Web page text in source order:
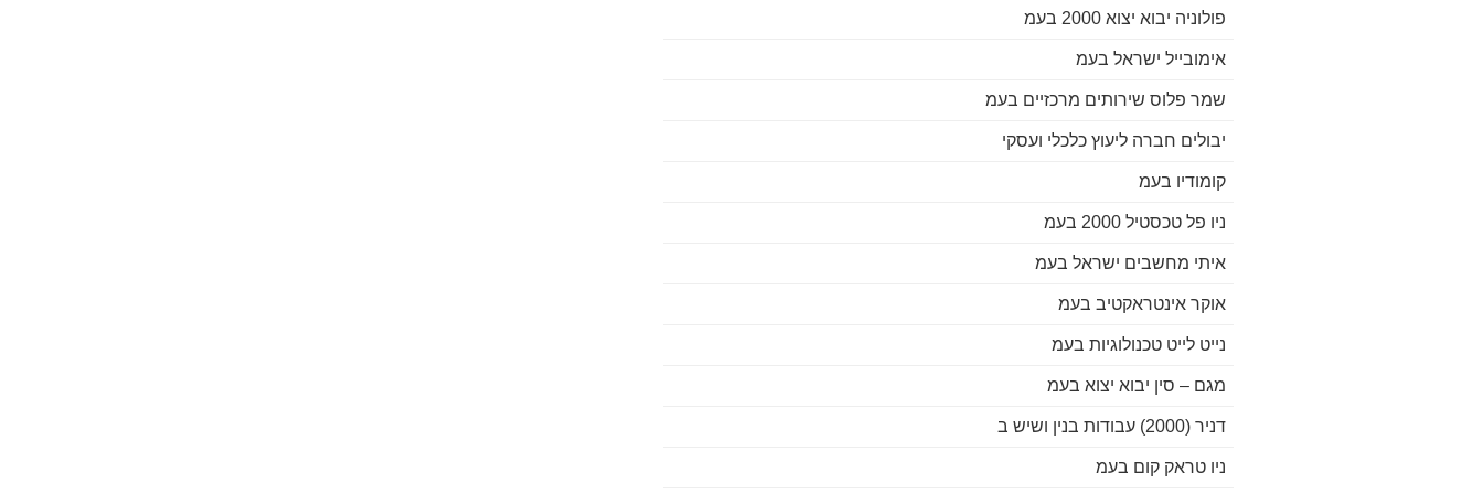
פולוניה יבוא יצוא 2000 בעמ
אימובייל ישראל בעמ
שמר פלוס שירותים מרכזיים בעמ
יבולים חברה ליעוץ כלכלי ועסקי
קומודיו בעמ
ניו פל טכסטיל 2000 בעמ
איתי מחשבים ישראל בעמ
אוקר אינטראקטיב בעמ
נייט לייט טכנולוגיות בעמ
מגם – סין יבוא יצוא בעמ
דניר (2000) עבודות בנין ושיש ב
ניו טראק קום בעמ